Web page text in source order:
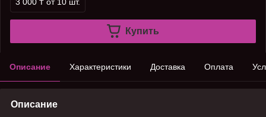
Купить
Описание Характеристики Доставка Оплата
Описание